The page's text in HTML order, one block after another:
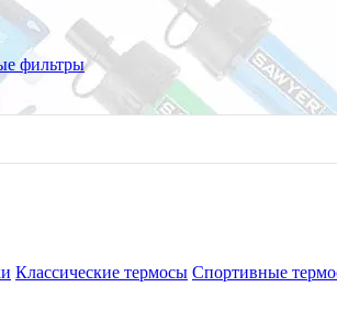
фильтры
Классические термосы Спортивные